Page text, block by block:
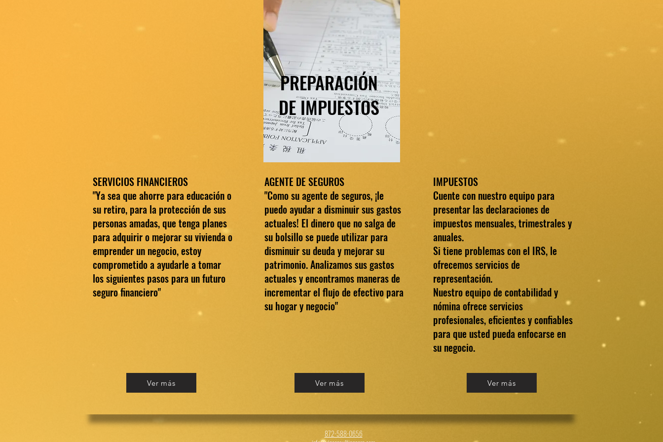
PREPARACIÓN
DE IMPUESTOS
SERVICIOS FINANCIEROS
"Ya sea que ahorre para educación o
su retiro, para la protección de sus
personas amadas, que tenga planes
para adquirir o mejorar su vivienda o
emprender un negocio, estoy
comprometido a ayudarle a tomar
los siguientes pasos para un futuro
seguro financiero"
Ver más
AGENTE DE SEGUROS
"Como su agente de seguros, ¡le
puedo ayudar a disminuir sus gastos
actuales! El dinero que no salga de
su bolsillo se puede utilizar para
disminuir su deuda y mejorar su
patrimonio. Analizamos sus gastos
actuales y encontramos maneras de
incrementar el flujo de efectivo para
su hogar y negocio"
Ver más
IMPUESTOS
Cuente con nuestro equipo para
presentar las declaraciones de
impuestos mensuales, trimestrales y
anuales.
Si tiene problemas con el IRS, le
ofrecemos servicios de
representación.
Nuestro equipo de contabilidad y
nómina ofrece servicios
profesionales, eficientes y confiables
para que usted pueda enfocarse en
su negocio.
Ver más
872-588-0656